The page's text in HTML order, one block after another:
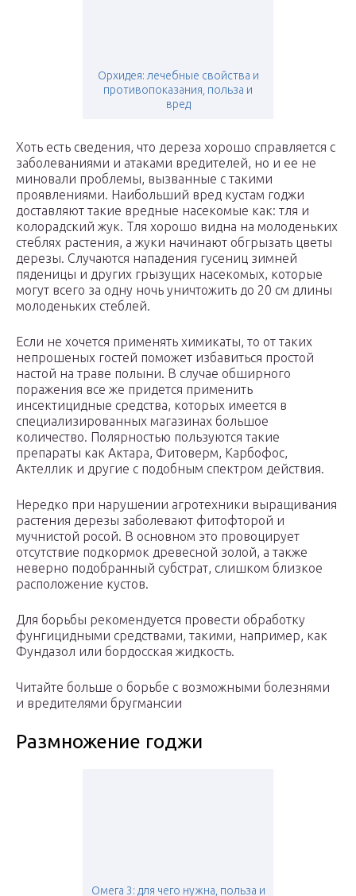
Орхидея: лечебные свойства и
противопоказания, польза и
вред
Хоть есть сведения, что дереза хорошо справляется с
заболеваниями и атаками вредителей, но и ее не
миновали проблемы, вызванные с такими
проявлениями. Наибольший вред кустам годжи
доставляют такие вредные насекомые как: тля и
колорадский жук. Тля хорошо видна на молоденьких
стеблях растения, а жуки начинают обгрызать цветы
дерезы. Случаются нападения гусениц зимней
пяденицы и других грызущих насекомых, которые
могут всего за одну ночь уничтожить до 20 см длины
молоденьких стеблей.
Если не хочется применять химикаты, то от таких
непрошеных гостей поможет избавиться простой
настой на траве полыни. В случае обширного
поражения все же придется применить
инсектицидные средства, которых имеется в
специализированных магазинах большое
количество. Полярностью пользуются такие
препараты как Актара, Фитоверм, Карбофос,
Актеллик и другие с подобным спектром действия.
Нередко при нарушении агротехники выращивания
растения дерезы заболевают фитофторой и
мучнистой росой. В основном это провоцирует
отсутствие подкормок древесной золой, а также
неверно подобранный субстрат, слишком близкое
расположение кустов.
Для борьбы рекомендуется провести обработку
фунгицидными средствами, такими, например, как
Фундазол или бордосская жидкость.
Читайте больше о борьбе с возможными болезнями
и вредителями бругмансии
Размножение годжи
Омега 3: для чего нужна, польза и